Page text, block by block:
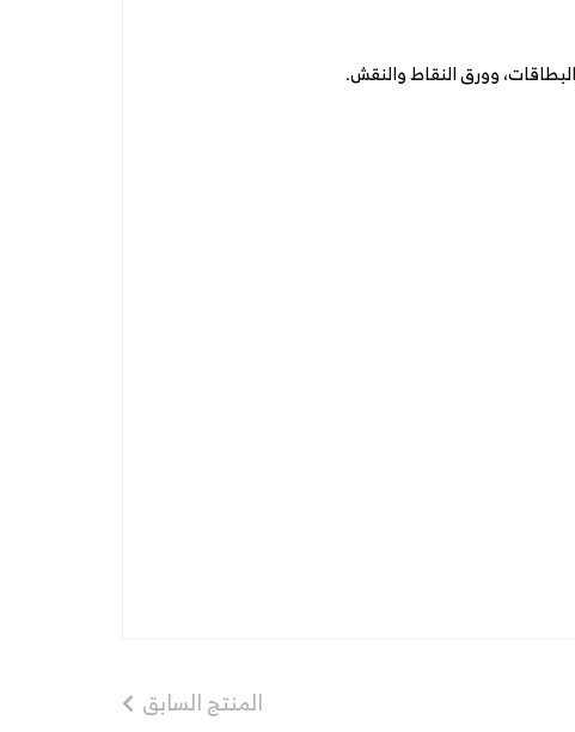
وورق النقاط والنقش.
المنتج السابق